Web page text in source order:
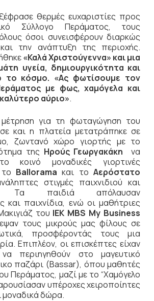
θερμές ευχαριστίες προς
Σύλλογο Περάματος, τους
όσοι συνεισφέρουν διαρκώς
την ανάπτυξη της περιοχής.
«Καλά Χριστούγεννα» και μια
υγεία, δημιουργικότητα και
το κόσμο. «Ας φωτίσουμε τον
με φως, χαμόγελα και
αύριο».
για τη φωταγώγηση του
και η πλατεία μετατράπηκε σε
ζωντανό χώρο γιορτής με το
της Ηρούς Γεωργακάκη να
κοινό μοναδικές γιορτινές
Balloramaκαι τοΑερόστατο
στιγμές παιχνιδιού και
Τα παιδιά απόλαυσαν
και παιχνίδια, ενώ οι μαθήτριες
του ΙΕΚ MBS My Business
τους μικρούς μας φίλους σε
προσφέροντάς τους μια
Επιπλέον, οι επισκέπτες είχαν
περιηγηθούν στο μαγευτικό
παζάρι (Bassar), όπου μαθητές
Περάματος, μαζί με το “Χαμόγελο
υπέροχες χειροποίητες
μοναδικά δώρα.